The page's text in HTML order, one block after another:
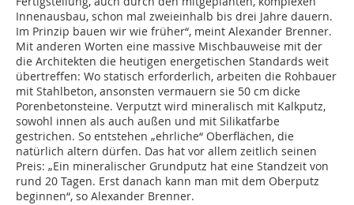
Innenausbau, schon mal zweieinhalb bis drei Jahre dauern.
Im Prinzip bauen wir wie früher“, meint Alexander Brenner.
Mit anderen Worten eine massive Mischbauweise mit der
die Architekten die heutigen energetischen Standards weit
übertreffen: Wo statisch erforderlich, arbeiten die Rohbauer
mit Stahlbeton, ansonsten vermauern sie 50 cm dicke
Porenbetonsteine. Verputzt wird mineralisch mit Kalkputz,
sowohl innen als auch außen und mit Silikatfarbe
gestrichen. So entstehen „ehrliche“ Oberflächen, die
natürlich altern dürfen. Das hat vor allem zeitlich seinen
Preis: „Ein mineralischer Grundputz hat eine Standzeit von
rund 20 Tagen. Erst danach kann man mit dem Oberputz
beginnen“, so Alexander Brenner.